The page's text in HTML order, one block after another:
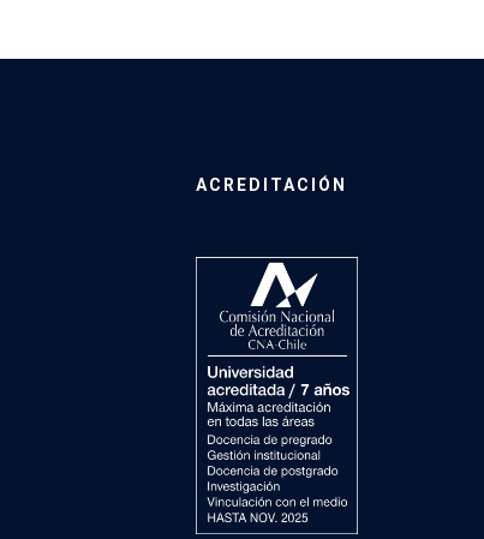
ACREDITACIÓN